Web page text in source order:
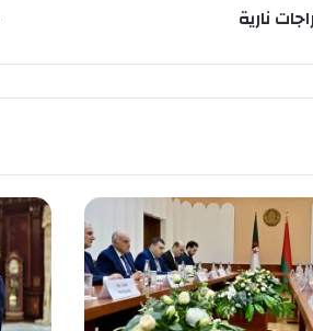
نارية
ي
ع
م
ع
ر
ض
ه
ا